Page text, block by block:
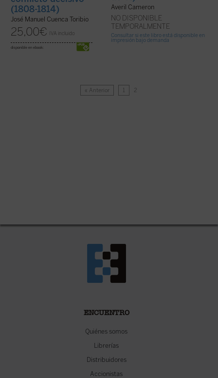
(1808-1814)
José Manuel Cuenca Toribio
25,00€ IVA incluido
disponible en ebook:
Averil Cameron
NO DISPONIBLE
TEMPORALMENTE
Consultar si este libro está disponible en
impresión bajo demanda
« Anterior 1 2
ENCUENTRO
Quiénes somos
Librerías
Distribuidores
Accionistas